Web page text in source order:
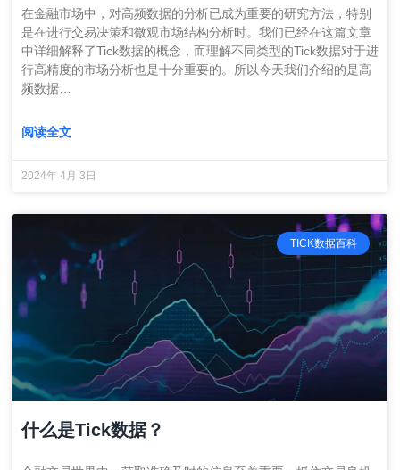
在金融市场中，对高频数据的分析已成为重要的研究方法，特别
是在进行交易决策和微观市场结构分析时。我们已经在这篇文章
中详细解释了Tick数据的概念，而理解不同类型的Tick数据对于进
行高精度的市场分析也是十分重要的。所以今天我们介绍的是高
频数据…
阅读全文
2024年 4月 3日
TICK数据百科
什么是Tick数据？